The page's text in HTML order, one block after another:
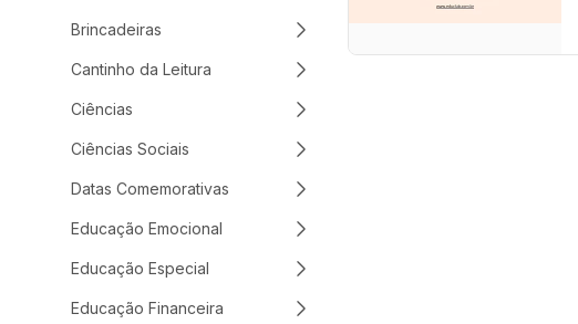
Brincadeiras
Cantinho da Leitura
Ciências
Ciências Sociais
Datas Comemorativas
Educação Emocional
Educação Especial
Educação Financeira